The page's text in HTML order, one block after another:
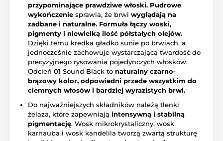
przypominające prawdziwe włoski. Pudrowe
wykończenie sprawia, że brwi wyglądają na
zadbane i naturalne. Formuła łączy woski,
pigmenty i niewielką ilość półstałych olejów.
Dzięki temu kredka gładko sunie po brwiach, a
jednocześnie zachowuje wystarczającą twardość do
precyzyjnego rysowania pojedynczych włosków.
Odcień 01 Sound Black to naturalny czarno-
brązowy kolor, odpowiedni przede wszystkim do
ciemnych włosów i bardziej wyrazistych brwi.
Do najważniejszych składników należą tlenki
żelaza, które zapewniają intensywną i stabilną
pigmentację. Wosk mikrokrystaliczny, wosk
karnauba i wosk kandelila tworzą zwartą strukturę